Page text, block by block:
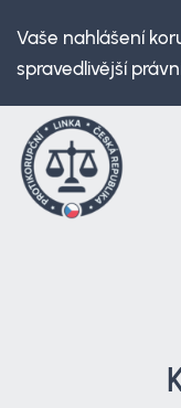
Vaše nahlášení
spravedlivější